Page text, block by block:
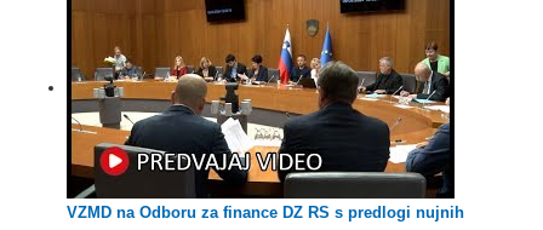
VZMD na Odboru za finance DZ RS s predlogi nujnih